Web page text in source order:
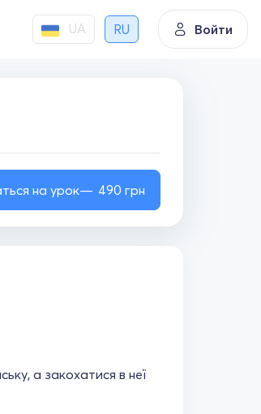
UA RU Войти
на урок 490 грн
а закохатися в неї